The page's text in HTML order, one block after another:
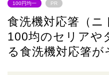
100円均一 PR
食洗機対応箸（ニ
100均のセリアや
る食洗機対応箸が